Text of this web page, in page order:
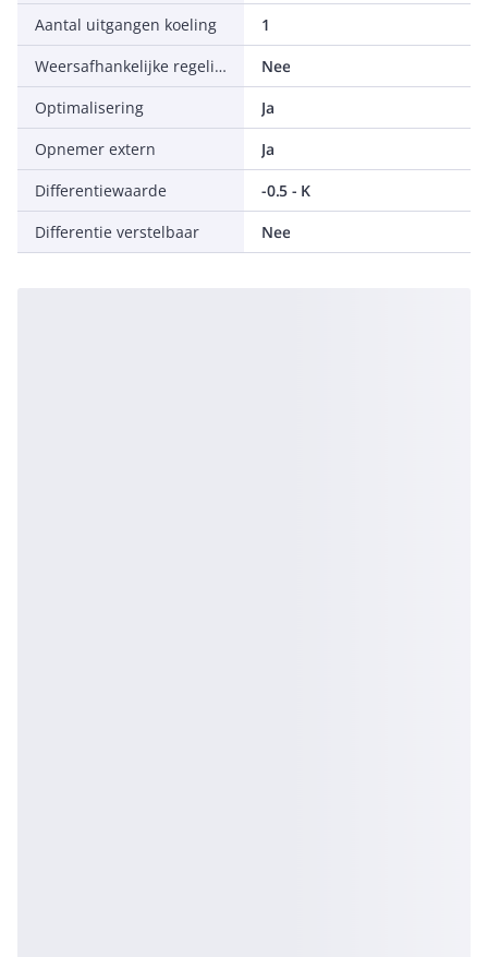
Aantal uitgangen koeling
1
Weersafhankelijke regeling
Nee
Optimalisering
Ja
Opnemer extern
Ja
Differentiewaarde
-0.5 - K
Differentie verstelbaar
Nee